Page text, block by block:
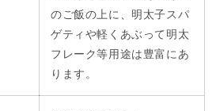
のご飯の上に、明太子スパ
ゲティや軽くあぶって明太
フレーク等用途は豊富にあ
ります。